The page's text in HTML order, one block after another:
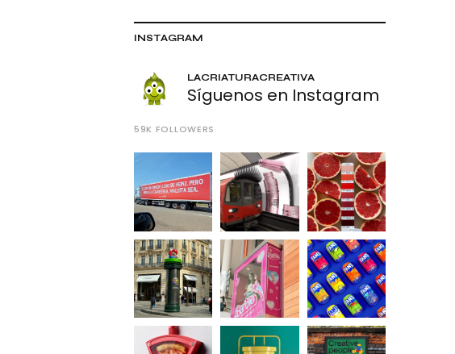
INSTAGRAM
LACRIATURACREATIVA
Síguenos en Instagram
59K FOLLOWERS